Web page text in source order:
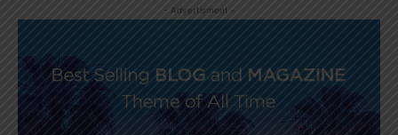
- Advertisment -